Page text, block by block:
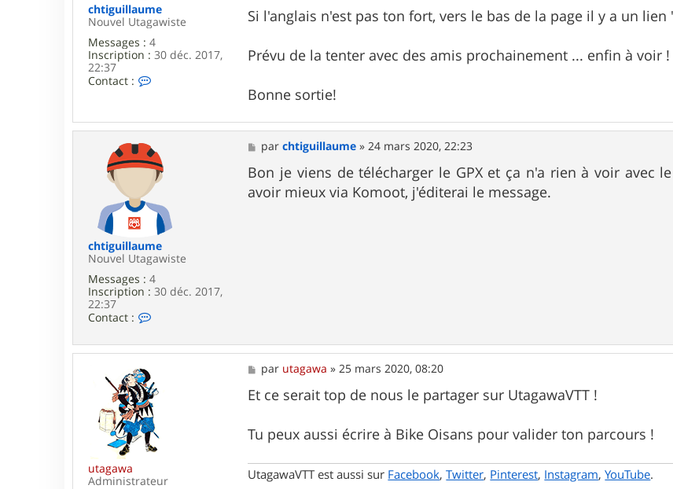
chtiguillaume
Nouvel Utagawiste
Messages : 4
Inscription : 30 déc. 2017,
22:37
Contact :
a
t
e
r
c
h
t
g
u
l
l
e
Si l'anglais n'est pas ton fort, vers le bas de la page il y a un
Prévu de la tenter avec des amis prochainement ... enfin à voir !
Bonne sortie!
chtiguillaume
Nouvel Utagawiste
Messages : 4
Inscription : 30 déc. 2017,
22:37
Contact :
t
t
e
r
c
h
t
g
M
e
s
s
a
parchtiguillaume » 24 mars 2020, 22:23
Bon je viens de télécharger le GPX et ça n'a rien à voir avec
avoir mieux via Komoot, j'éditerai le message.
utagawa
Administrateur
M
e
s
s
g
e
par utagawa » 25 mars 2020, 08:20
Et ce serait top de nous le partager sur UtagawaVTT !
Tu peux aussi écrire à Bike Oisans pour valider ton parcours !
UtagawaVTT est aussi sur Facebook,Twitter, Pinterest, Instagram,YouTube.